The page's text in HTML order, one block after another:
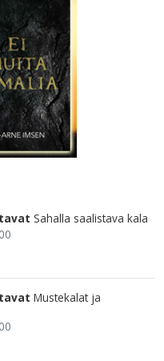
Sahalla saalistava kala
Mustekalat ja